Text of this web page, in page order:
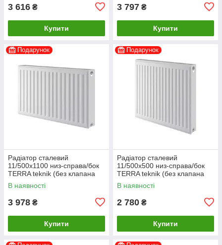
3 616 ₴
Купити
3 797 ₴
Купити
Подарунок
Радіатор сталевий
11/500х1100 низ-справа/бок
TERRA teknik (без клапана
INNER)
В наявності
3 978 ₴
Купити
Подарунок
Радіатор сталевий
11/500x500 низ-справа/бок
TERRA teknik (без клапана
INNER)
В наявності
2 780 ₴
Купити